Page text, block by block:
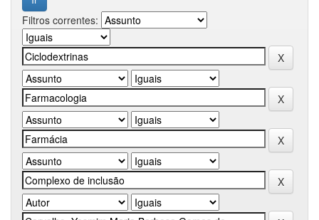
Filtros correntes: